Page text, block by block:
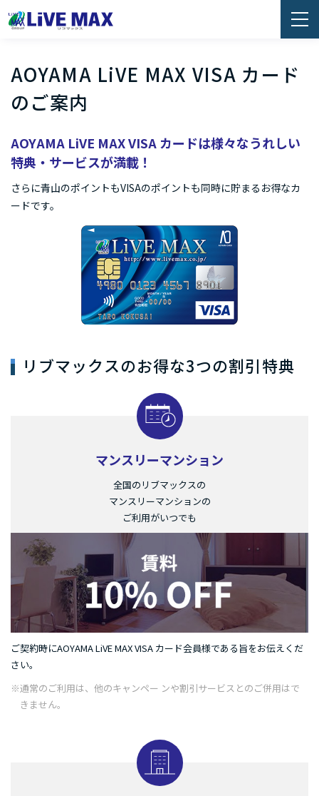
AOYAMA LiVE MAX VISA カード
のご案内
AOYAMA LiVE MAX VISA カードは様々なうれしい
特典・サービスが満載！
さらに青山のポイントもVISAのポイントも同時に貯まるお得なカ
ードです。
リブマックスのお得な3つの割引特典
マンスリーマンション
全国のリブマックスの
マンスリーマンションの
ご利用がいつでも
ご契約時にAOYAMA LiVE MAX VISA カード会員様である旨をお伝えくだ
さい。
※通常のご利用は、他のキャンペー ンや割引サービスとのご併用はで
きません。